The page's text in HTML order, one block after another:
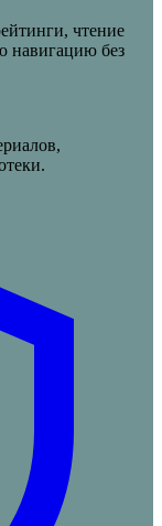
чтение
навигацию без